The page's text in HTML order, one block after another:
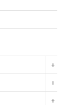
+
+
+